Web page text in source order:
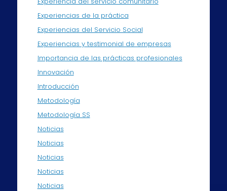
Experiencias de la práctica
Experiencias del Servicio Social
Experiencias y testimonial de empresas
Importancia de las prácticas profesionales
Innovación
Introducción
Metodología
Metodología SS
Noticias
Noticias
Noticias
Noticias
Noticias